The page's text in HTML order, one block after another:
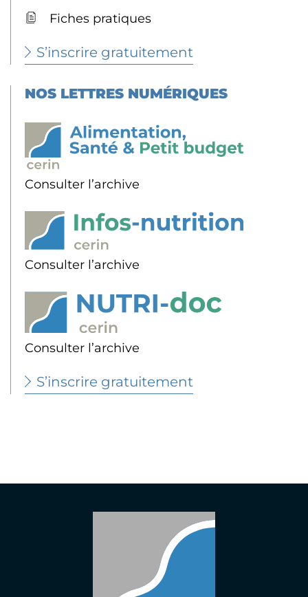
Fiches pratiques
S’inscrire gratuitement
NOS LETTRES NUMÉRIQUES
Consulter l’archive
Consulter l’archive
Consulter l’archive
S’inscrire gratuitement